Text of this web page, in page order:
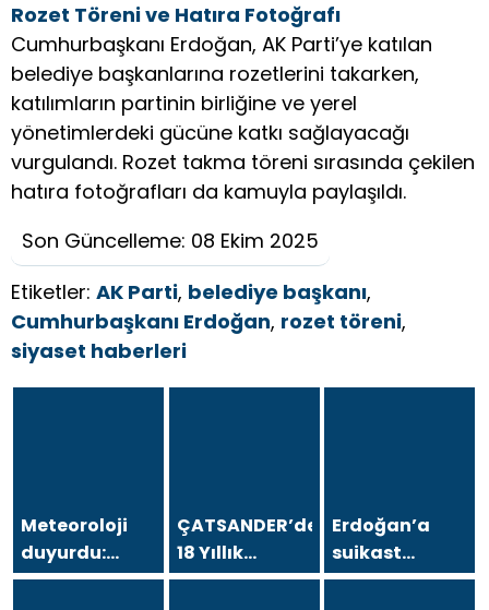
Rozet Töreni ve Hatıra Fotoğrafı
Cumhurbaşkanı Erdoğan, AK Parti’ye katılan
belediye başkanlarına rozetlerini takarken,
katılımların partinin birliğine ve yerel
yönetimlerdeki gücüne katkı sağlayacağı
vurgulandı. Rozet takma töreni sırasında çekilen
hatıra fotoğrafları da kamuyla paylaşıldı.
Son Güncelleme: 08 Ekim 2025
Etiketler: AK Parti, belediye başkanı,
Cumhurbaşkanı Erdoğan, rozet töreni,
siyaset haberleri
Meteoroloji
duyurdu:
Kavurucu
ÇATSANDER’den
18 Yıllık
Çataltepe
Erdoğan’a
suikast
girişiminde